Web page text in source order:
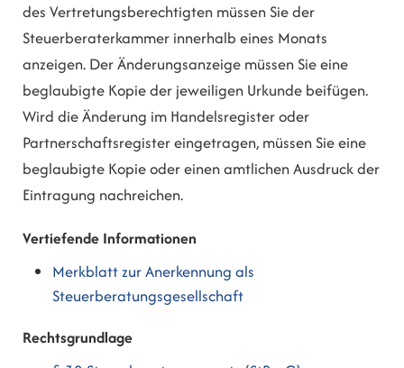
des Vertretungsberechtigten müssen Sie der
Steuerberaterkammer innerhalb eines Monats
anzeigen. Der Änderungsanzeige müssen Sie eine
beglaubigte Kopie der jeweiligen Urkunde beifügen.
Wird die Änderung im Handelsregister oder
Partnerschaftsregister eingetragen, müssen Sie eine
beglaubigte Kopie oder einen amtlichen Ausdruck der
Eintragung nachreichen.
Vertiefende Informationen
Merkblatt zur Anerkennung als
Steuerberatungsgesellschaft
Rechtsgrundlage